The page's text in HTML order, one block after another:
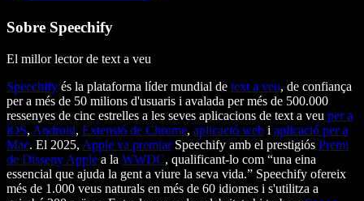
Sobre Speechify
El millor lector de text a veu
Speechify és la plataforma líder mundial de text a veu, de confiança
per a més de 50 milions d'usuaris i avalada per més de 500.000
ressenyes de cinc estrelles a les seves aplicacions de text a veu per a
iOS, Android, Extensió de Chrome, aplicació web i aplicació per a
Mac. El 2025, Apple va premiarSpeechify amb el prestigiós Premi
de Disseny Apple a la WWDC, qualificant-lo com “una eina
essencial que ajuda la gent a viure la seva vida.” Speechify ofereix
més de 1.000 veus naturals en més de 60 idiomes i s'utilitza a